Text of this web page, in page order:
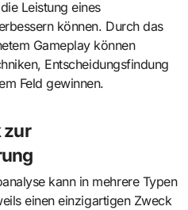
Leistung eines
können. Durch das
Gameplay können
Entscheidungsfindung
Feld gewinnen.
zur
kann in mehrere Typen
einen einzigartigen Zweck